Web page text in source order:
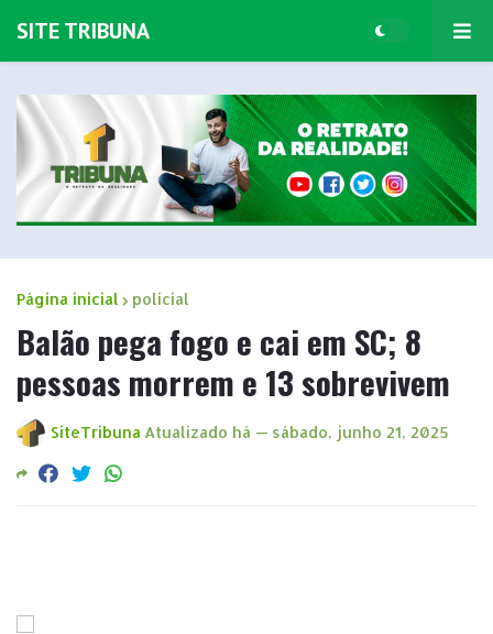
SITE TRIBUNA
Página inicial policial
Balão pega fogo e cai em SC; 8
pessoas morrem e 13 sobrevivem
SiteTribuna Atualizado há — sábado, junho 21, 2025